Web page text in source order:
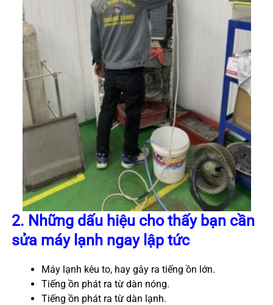
2. Những dấu hiệu cho thấy bạn cần
sửa máy lạnh ngay lập tức
Máy lạnh kêu to, hay gây ra tiếng ồn lớn.
Tiếng ồn phát ra từ dàn nóng.
Tiếng ồn phát ra từ dàn lạnh.